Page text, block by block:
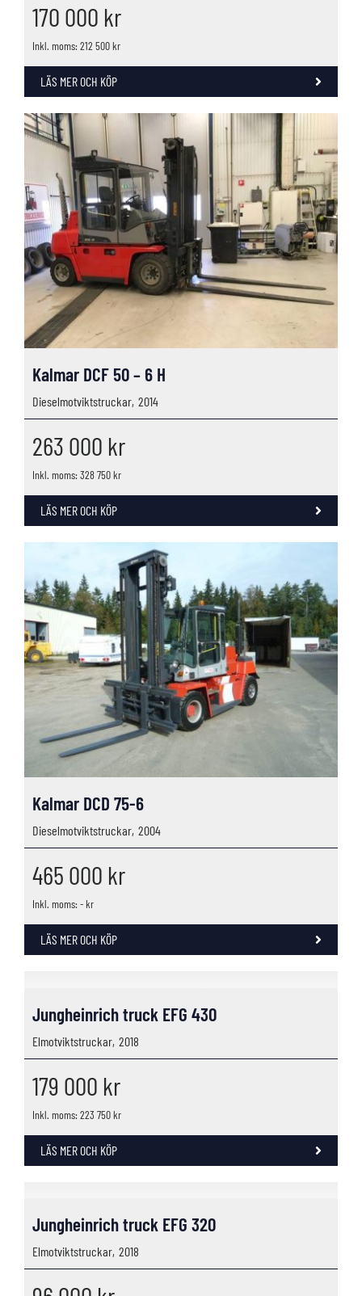
170 000 kr
Inkl. moms: 212 500 kr
LÄS MER OCH KÖP
Kalmar DCF 50 – 6 H
Dieselmotviktstruckar, 2014
263 000 kr
Inkl. moms: 328 750 kr
LÄS MER OCH KÖP
Kalmar DCD 75-6
Dieselmotviktstruckar, 2004
465 000 kr
Inkl. moms: - kr
LÄS MER OCH KÖP
Jungheinrich truck EFG 430
Elmotviktstruckar, 2018
179 000 kr
Inkl. moms: 223 750 kr
LÄS MER OCH KÖP
Jungheinrich truck EFG 320
Elmotviktstruckar, 2018